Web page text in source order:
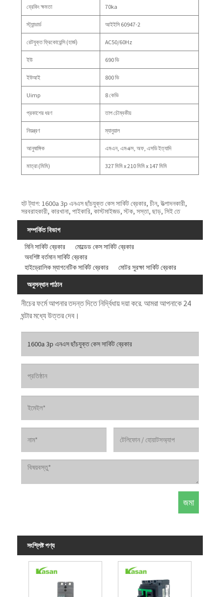
ব্রেকিং ক্ষমতা 70ka
স্ট্যান্ডার্ড আইইসি 60947-2
রেটযুক্ত ফ্রিকোয়েন্সি (হার্জ) AC50/60Hz
ইউ 690 ভি
ইউআই 800 ভি
Uimp 8 কেভি
প্রকাশের ধরণ তাপ চৌম্বকীয়
নিয়ন্ত্রণ ম্যানুয়াল
আনুষাঙ্গিক এমএন, এমএক্স, অফ, এসডি ইত্যাদি
মাত্রা (মিমি) 327 মিমি x 210 মিমি x 147 মিমি
হট ট্যাগ: 1600a 3p এনএস ছাঁচযুক্ত কেস সার্কিট ব্রেকার, চীন, উত্পাদনকারী,
সরবরাহকারী, কারখানা, পাইকারি, কাস্টমাইজড, স্টক, সস্তা, ছাড়, সিই তে
সম্পর্কিত বিভাগ
মিনি সার্কিট ব্রেকার
মোল্ডেড কেস সার্কিট ব্রেকার
অবশিষ্ট বর্তমান সার্কিট ব্রেকার
হাইড্রোলিক ম্যাগনেটিক সার্কিট ব্রেকার
মোটর সুরক্ষা সার্কিট ব্রেকার
অনুসন্ধান পাঠান
নীচের ফর্মে আপনার তদন্ত দিতে নির্দ্বিধায় দয়া করে. আমরা আপনাকে 24
ঘন্টার মধ্যে উত্তর দেব।
সংশ্লিষ্ট পণ্য